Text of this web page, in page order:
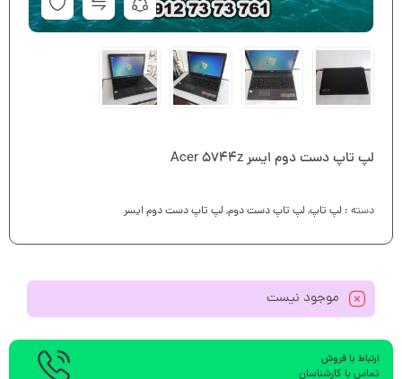
لپ تاپ دست دوم ایسر Acer 5744z
دسته : لپ تاپ,لپ تاپ دست دوم,لپ تاپ دست دوم ایسر
موجود نیست
ارتباط با فروش
تماس با کارشناسان